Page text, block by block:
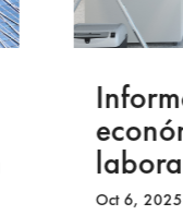
Oct 6, 2025